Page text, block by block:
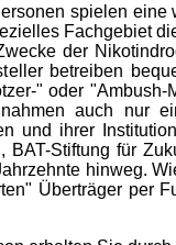
spielen eine
Fachgebiet
der
betreiben
" oder "Ambush-
auch nur
und ihrer
BAT-Stiftung für
hinweg.
Überträger per